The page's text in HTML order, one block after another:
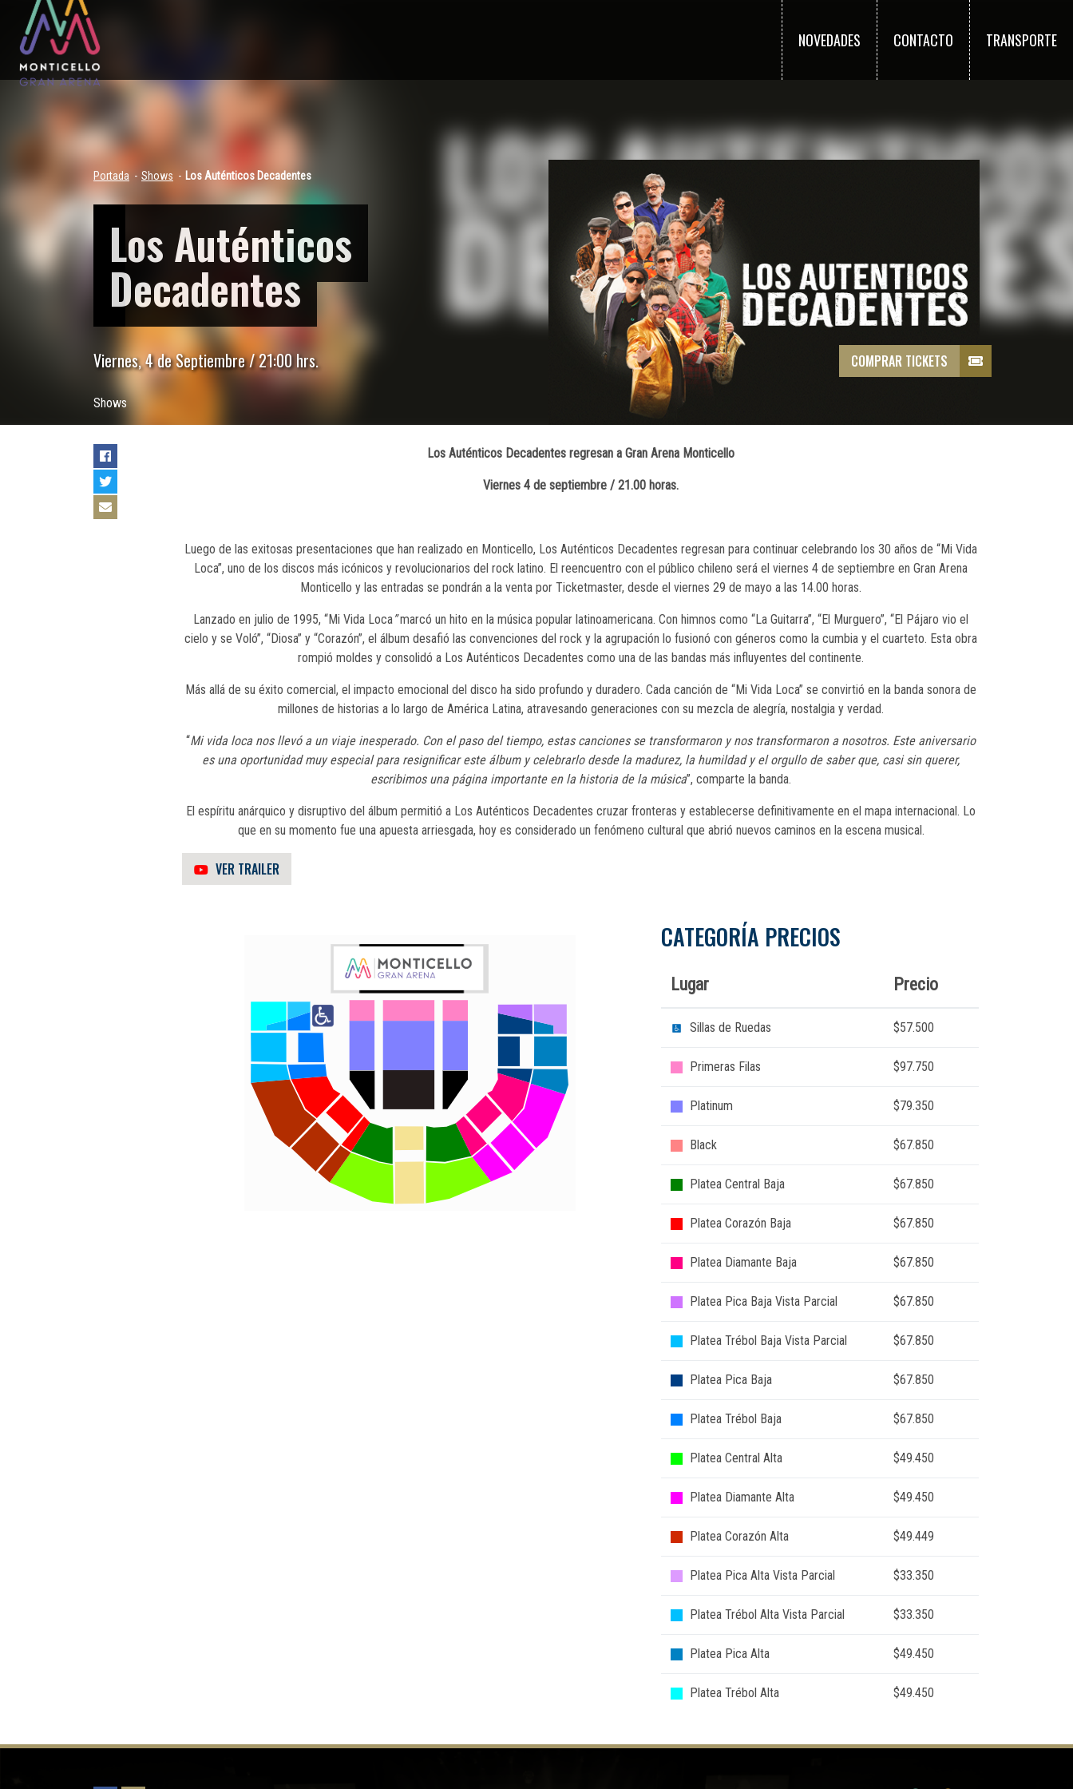
NOVEDADES CONTACTO TRANSPORTE
Portada Shows Los Auténticos Decadentes
Los Auténticos
Decadentes
Viernes, 4 de Septiembre / 21:00 hrs.
Shows
COMPRAR TICKETS
Los Auténticos Decadentes regresan a Gran Arena Monticello
Viernes 4 de septiembre / 21.00 horas.
Luego de las exitosas presentaciones que han realizado en Monticello, Los Auténticos Decadentes regresan para continuar celebrando los 30 años de “Mi Vida
Loca”, uno de los discos más icónicos y revolucionarios del rock latino. El reencuentro con el público chileno será el viernes 4 de septiembre en Gran Arena
Monticello y las entradas se pondrán a la venta por Ticketmaster, desde el viernes 29 de mayo a las 14.00 horas.
Lanzado en julio de 1995, “Mi Vida Loca ”marcó un hito en la música popular latinoamericana. Con himnos como “La Guitarra”, “El Murguero”, “El Pájaro vio el
cielo y se Voló”, “Diosa” y “Corazón”, el álbum desafió las convenciones del rock y la agrupación lo fusionó con géneros como la cumbia y el cuarteto. Esta obra
rompió moldes y consolidó a Los Auténticos Decadentes como una de las bandas más influyentes del continente.
Más allá de su éxito comercial, el impacto emocional del disco ha sido profundo y duradero. Cada canción de “Mi Vida Loca” se convirtió en la banda sonora de
millones de historias a lo largo de América Latina, atravesando generaciones con su mezcla de alegría, nostalgia y verdad.
“Mi vida loca nos llevó a un viaje inesperado. Con el paso del tiempo, estas canciones se transformaron y nos transformaron a nosotros. Este aniversario
es una oportunidad muy especial para resignificar este álbum y celebrarlo desde la madurez, la humildad y el orgullo de saber que, casi sin querer,
escribimos una página importante en la historia de la música”, comparte la banda.
El espíritu anárquico y disruptivo del álbum permitió a Los Auténticos Decadentes cruzar fronteras y establecerse definitivamente en el mapa internacional. Lo
que en su momento fue una apuesta arriesgada, hoy es considerado un fenómeno cultural que abrió nuevos caminos en la escena musical.
VER TRAILER
CATEGORÍA PRECIOS
Lugar Precio
Sillas de Ruedas $57.500
Primeras Filas $97.750
Platinum $79.350
Black $67.850
Platea Central Baja $67.850
Platea Corazón Baja $67.850
Platea Diamante Baja $67.850
Platea Pica Baja Vista Parcial $67.850
Platea Trébol Baja Vista Parcial $67.850
Platea Pica Baja $67.850
Platea Trébol Baja $67.850
Platea Central Alta $49.450
Platea Diamante Alta $49.450
Platea Corazón Alta $49.449
Platea Pica Alta Vista Parcial $33.350
Platea Trébol Alta Vista Parcial $33.350
Platea Pica Alta $49.450
Platea Trébol Alta $49.450